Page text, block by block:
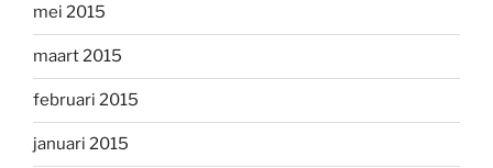
mei 2015
maart 2015
februari 2015
januari 2015